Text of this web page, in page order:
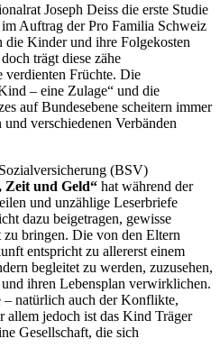
Joseph Deiss die erste Studie
Auftrag der Pro Familia Schweiz
die Kinder und ihre Folgekosten
trägt diese zähe
verdienten Früchte. Die
– eine Zulage“ und die
auf Bundesebene scheitern immer
verschiedenen Verbänden
(BSV)
Zeit und Geld“ hat während der
und unzählige Leserbriefe
dazu beigetragen, gewisse
bringen. Die von den Eltern
entspricht zu allererst einem
begleitet zu werden, zuzusehen,
ihren Lebensplan verwirklichen.
natürlich auch der Konflikte,
allem jedoch ist das Kind Träger
Gesellschaft, die sich